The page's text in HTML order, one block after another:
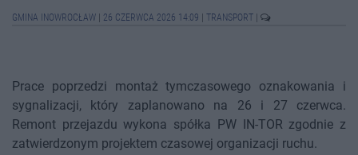
GMINA INOWROCŁAW 26 CZERWCA 2026 14:09 TRANSPORT
Prace poprzedzi montaż tymczasowego oznakowania i
sygnalizacji, który zaplanowano na 26 i 27 czerwca.
Remont przejazdu wykona spółka PW IN-TOR zgodnie z
zatwierdzonym projektem czasowej organizacji ruchu.